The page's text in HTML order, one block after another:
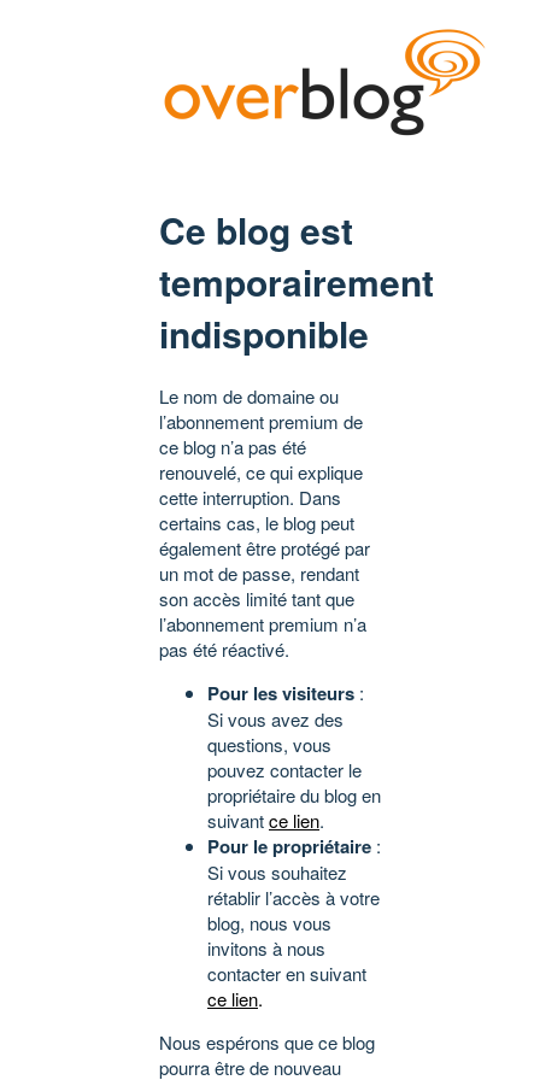
Ce blog est
temporairement
indisponible
Le nom de domaine ou
l’abonnement premium de
ce blog n’a pas été
renouvelé, ce qui explique
cette interruption. Dans
certains cas, le blog peut
également être protégé par
un mot de passe, rendant
son accès limité tant que
l’abonnement premium n’a
pas été réactivé.
Pour les visiteurs :
Si vous avez des
questions, vous
pouvez contacter le
propriétaire du blog en
suivantce lien.
Pour le propriétaire :
Si vous souhaitez
rétablir l’accès à votre
blog, nous vous
invitons à nous
contacter en suivant
ce lien.
Nous espérons que ce blog
pourra être de nouveau